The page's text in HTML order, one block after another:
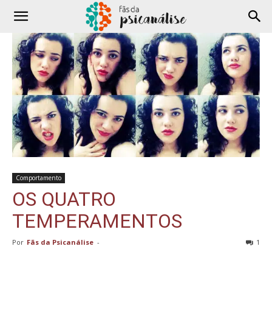
Comportamento
OS QUATRO
TEMPERAMENTOS
Por Fãs da Psicanálise - 1